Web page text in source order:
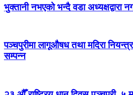
भुक्तानी नभएको भन्दै वडा अध्यक्षद्वारा
पञ्चपुरीमा लागूऔषध तथा मदिरा
सम्पन्न